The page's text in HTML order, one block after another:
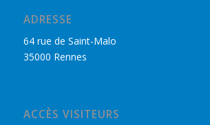
ADRESSE
64 rue de Saint-Malo
35000 Rennes
ACCÈS VISITEURS